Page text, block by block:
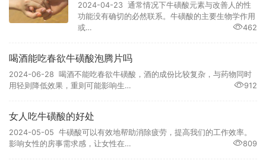
2024-04-23 通常情况下牛磺酸元素与改善人的性
功能没有确切的必然联系。牛磺酸的主要生物学作用
或…
462
喝酒能吃春欲牛磺酸泡腾片吗
2024-06-28 喝酒不能吃春欲牛磺酸，酒的成份比较复杂，与药物同时
用轻则降低效果，重则可能影响生…
912
女人吃牛磺酸的好处
2024-05-05 牛磺酸可以有效地帮助消除疲劳，提高我们的工作效率。
影响女性的房事需求感，让女性在…
809